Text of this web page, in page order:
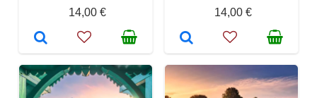
14,00 €
14,00 €